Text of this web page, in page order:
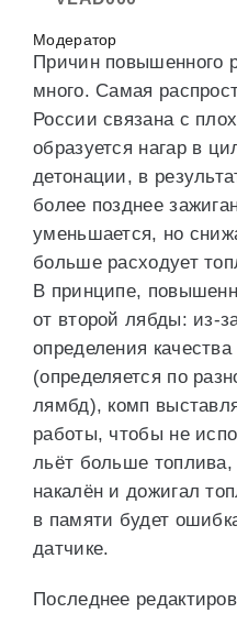
Модератор
Причин повышенного
много. Самая
России связана с
образуется нагар в
детонации, в
более позднее
уменьшается, но
больше расходует
В принципе,
от второй лябды: из-
определения
(определяется по
лямбд), комп
работы, чтобы не
льёт больше
накалён и дожигал
в памяти будет
датчике.
Последнее